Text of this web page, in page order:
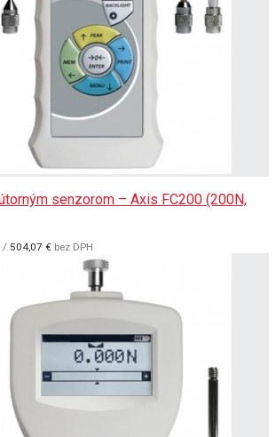
senzorom – Axis FC200 (200N,
/ 504,07 € bez DPH